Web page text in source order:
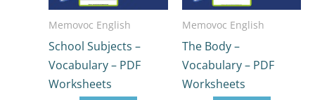
Memovoc English
School Subjects –
Vocabulary – PDF
Worksheets
Memovoc English
The Body –
Vocabulary – PDF
Worksheets